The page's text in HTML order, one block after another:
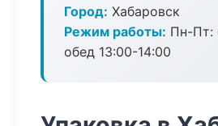
Город: Хабаровск
Режим работы: Пн-Пт:
обед 13:00-14:00